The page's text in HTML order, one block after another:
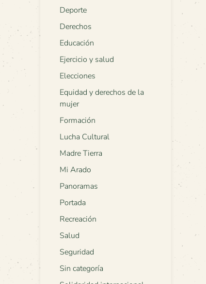
Deporte
Derechos
Educación
Ejercicio y salud
Elecciones
Equidad y derechos de la
mujer
Formación
Lucha Cultural
Madre Tierra
Mi Arado
Panoramas
Portada
Recreación
Salud
Seguridad
Sin categoría